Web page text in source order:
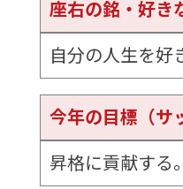
座右の銘・好き
自分の人生を好
今年の目標（サ
昇格に貢献する